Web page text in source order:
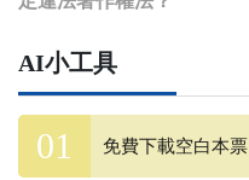
AI小工具
免費下載空白本票